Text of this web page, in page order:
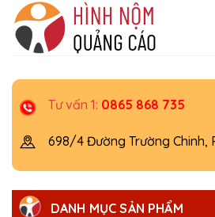
Skip
content
Tư vấn 1: 0865 868 735
698/4 Đường Trường Chinh,
DANH MỤC SẢN PHẨM